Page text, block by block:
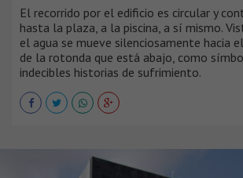
El recorrido por el edificio es circular y
hasta la plaza, a la piscina, a sí mismo.
el agua se mueve silenciosamente hacia
de la rotonda que está abajo, como
indecibles historias de sufrimiento.